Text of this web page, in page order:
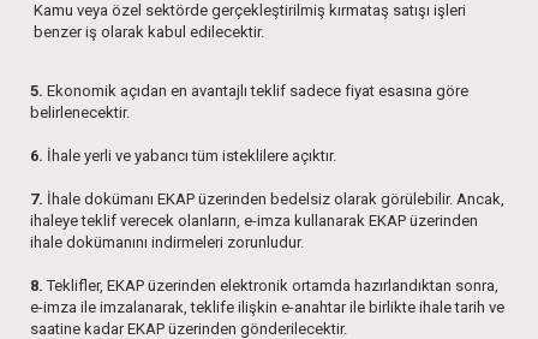
Kamu veya özel sektörde gerçekleştirilmiş kırmataş satışı işleri
benzer iş olarak kabul edilecektir.
5. Ekonomik açıdan en avantajlı teklif sadece fiyat esasına göre
belirlenecektir.
6. İhale yerli ve yabancı tüm isteklilere açıktır.
7. İhale dokümanı EKAP üzerinden bedelsiz olarak görülebilir. Ancak,
ihaleye teklif verecek olanların, e-imza kullanarak EKAP üzerinden
ihale dokümanını indirmeleri zorunludur.
8. Teklifler, EKAP üzerinden elektronik ortamda hazırlandıktan sonra,
e-imza ile imzalanarak, teklife ilişkin e-anahtar ile birlikte ihale tarih ve
saatine kadar EKAP üzerinden gönderilecektir.